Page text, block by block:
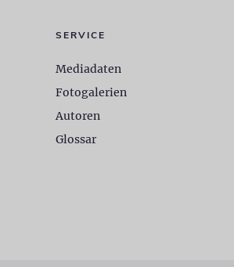
SERVICE
Mediadaten
Fotogalerien
Autoren
Glossar